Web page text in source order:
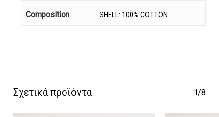
καλάθι σας.
Composition SHELL: 100% COTTON
Σχετικά προϊόντα 1/8